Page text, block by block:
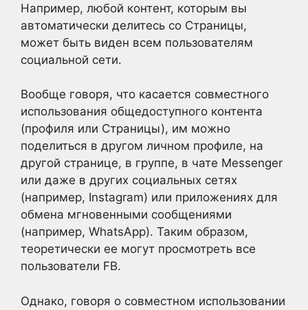
Например, любой контент, которым вы
автоматически делитесь со Страницы,
может быть виден всем пользователям
социальной сети.
Вообще говоря, что касается совместного
использования общедоступного контента
(профиля или Страницы), им можно
поделиться в другом личном профиле, на
другой странице, в группе, в чате Messenger
или даже в других социальных сетях
(например, Instagram) или приложениях для
обмена мгновенными сообщениями
(например, WhatsApp). Таким образом,
теоретически ее могут просмотреть все
пользователи FB.
Однако, говоря о совместном использовании